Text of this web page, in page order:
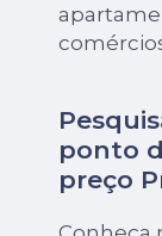
ponto
preço